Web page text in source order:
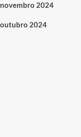
novembro 2024
outubro 2024